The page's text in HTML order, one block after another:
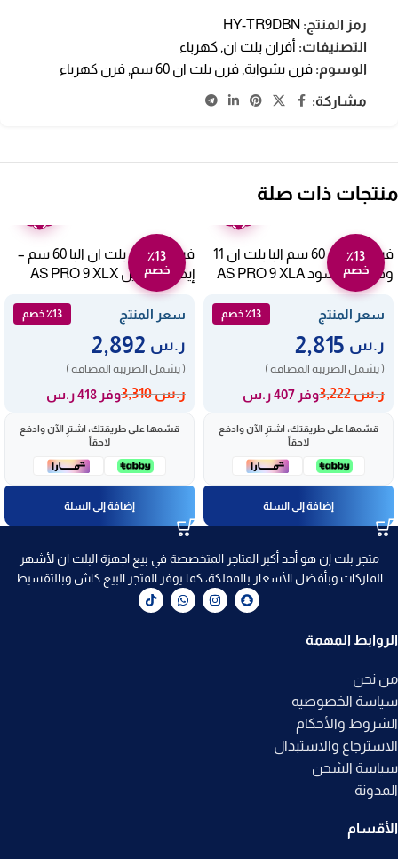
رمز المنتج: HY-TR9DBN
التصنيفات: أفران بلت ان, كهرباء
الوسوم: فرن بشواية, فرن بلت ان 60 سم , فرن كهرباء
مشاركة:
منتجات ذات صلة
٪13
خصم
فرن كهرباء 60 سم البا بلت ان 11
وظيفة – اسود AS PRO 9 XLA
سعر المنتج ٪13 خصم
ر.س
( يشمل الضريبة المضافة )
ر.س3,222 وفر 407 ر.س
قسّمها على طريقتك، اشترِ الآن وادفع
لاحقاً
إضافة إلى السلة
٪13
خصم
فرن كهرباء بلت ان البا 60 سم –
إيطالي ستيل AS PRO 9 XLX
سعر المنتج ٪13 خصم
ر.س
( يشمل الضريبة المضافة )
ر.س3,310 وفر 418 ر.س
قسّمها على طريقتك، اشترِ الآن وادفع
لاحقاً
إضافة إلى السلة
متجر بلت إن هو أحد أكبر المتاجر المتخصصة في بيع اجهزة البلت ان لأشهر
الماركات وبأفضل الأسعار بالمملكة، كما يوفر المتجر البيع كاش وبالتقسيط
الروابط المهمة
من نحن
سياسة الخصوصيه
الشروط والأحكام
الاسترجاع والاستبدال
سياسة الشحن
المدونة
الأقسام